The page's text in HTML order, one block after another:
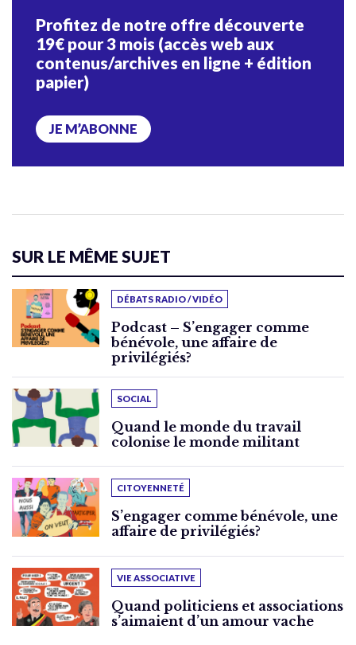
Profitez de notre offre découverte
19€ pour 3 mois (accès web aux
contenus/archives en ligne + édition
papier)
JE M’ABONNE
SUR LE MÊME SUJET
DÉBATS RADIO / VIDÉO
Podcast – S’engager comme
bénévole, une affaire de
privilégiés?
SOCIAL
Quand le monde du travail
colonise le monde militant
CITOYENNETÉ
S’engager comme bénévole, une
affaire de privilégiés?
VIE ASSOCIATIVE
Quand politiciens et associations
s’aimaient d’un amour vache